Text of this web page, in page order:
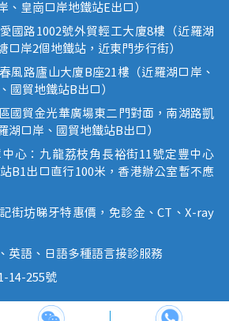
、皇崗口岸地鐵站E出口）
國路1002號外貿輕工大廈8樓（近羅湖
口岸2個地鐵站，近東門步行街）
風路廬山大廈B座21樓（近羅湖口岸、
國貿地鐵站B出口）
國貿金光華廣場東二門對面，南湖路凱
湖口岸、國貿地鐵站B出口）
心：九龍荔枝角長裕街11號定豐中心
B1出口直行100米，香港辦公室暫不應
街坊睇牙特惠價，免診金、CT、X-ray
英語、日語多種語言接診服務
14-255號